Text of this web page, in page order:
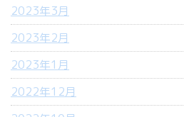
2023年3月
2023年2月
2023年1月
2022年12月